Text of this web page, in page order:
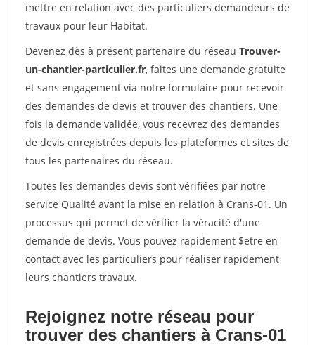
mettre en relation avec des particuliers demandeurs de
travaux pour leur Habitat.
Devenez dès à présent partenaire du réseau Trouver-
un-chantier-particulier.fr, faites une demande gratuite
et sans engagement via notre formulaire pour recevoir
des demandes de devis et trouver des chantiers. Une
fois la demande validée, vous recevrez des demandes
de devis enregistrées depuis les plateformes et sites de
tous les partenaires du réseau.
Toutes les demandes devis sont vérifiées par notre
service Qualité avant la mise en relation à Crans-01. Un
processus qui permet de vérifier la véracité d'une
demande de devis. Vous pouvez rapidement $etre en
contact avec les particuliers pour réaliser rapidement
leurs chantiers travaux.
Rejoignez notre réseau pour
trouver des chantiers à Crans-01